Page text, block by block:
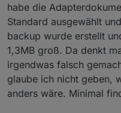
habe die
Standard ausgewählt
backup wurde erstellt
1,3MB groß. Da denkt
irgendwas falsch
glaube ich nicht geben,
anders wäre. Minimal